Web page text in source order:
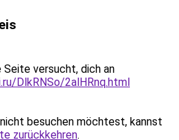
Seite versucht, dich an
DlkRNSo/2alHRnq.html
besuchen möchtest, kannst
zurückkehren.